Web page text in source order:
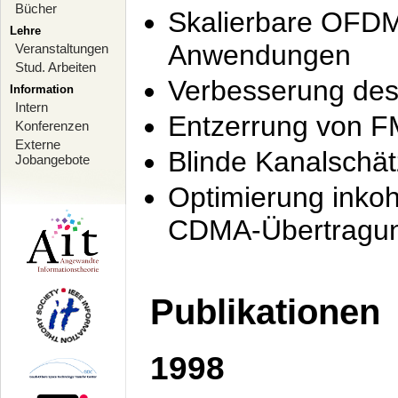
Bücher
Lehre
Veranstaltungen
Stud. Arbeiten
Information
Intern
Konferenzen
Externe
Jobangebote
Skalierbare
Anwendungen
Verbesserung
Entzerrung von
Blinde
Optimierung
CDMA-
Publikationen
1998